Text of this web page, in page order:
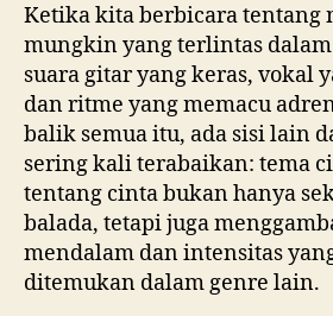
Ketika kita berbicara tentang
mungkin yang terlintas
suara gitar yang keras, vokal
dan ritme yang memacu
balik semua itu, ada sisi lain
sering kali terabaikan: tema
tentang cinta bukan hanya
balada, tetapi juga
mendalam dan intensitas
ditemukan dalam genre lain.